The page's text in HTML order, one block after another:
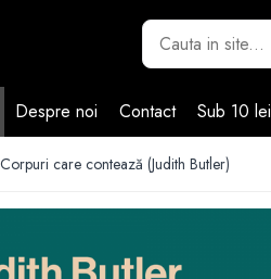
Despre noi Contact Sub 10 lei
Corpuri care contează (Judith Butler)